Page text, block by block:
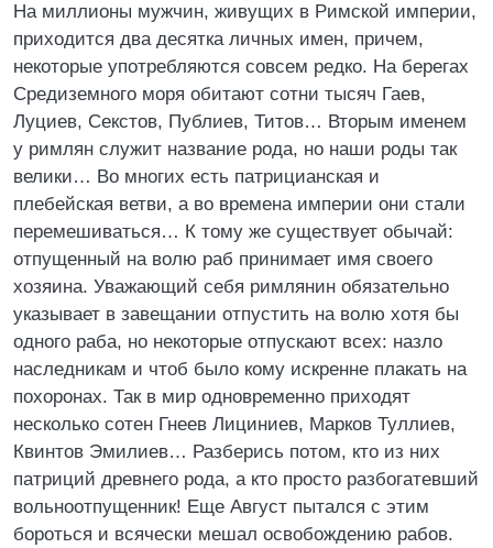
На миллионы мужчин, живущих в Римской империи,
приходится два десятка личных имен, причем,
некоторые употребляются совсем редко. На берегах
Средиземного моря обитают сотни тысяч Гаев,
Луциев, Секстов, Публиев, Титов… Вторым именем
у римлян служит название рода, но наши роды так
велики… Во многих есть патрицианская и
плебейская ветви, а во времена империи они стали
перемешиваться… К тому же существует обычай:
отпущенный на волю раб принимает имя своего
хозяина. Уважающий себя римлянин обязательно
указывает в завещании отпустить на волю хотя бы
одного раба, но некоторые отпускают всех: назло
наследникам и чтоб было кому искренне плакать на
похоронах. Так в мир одновременно приходят
несколько сотен Гнеев Лициниев, Марков Туллиев,
Квинтов Эмилиев… Разберись потом, кто из них
патриций древнего рода, а кто просто разбогатевший
вольноотпущенник! Еще Август пытался с этим
бороться и всячески мешал освобождению рабов.